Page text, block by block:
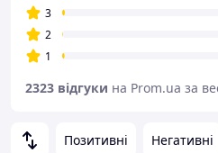
Позитивні Негативні
3
2
1
2323 відгуки на Prom.ua за